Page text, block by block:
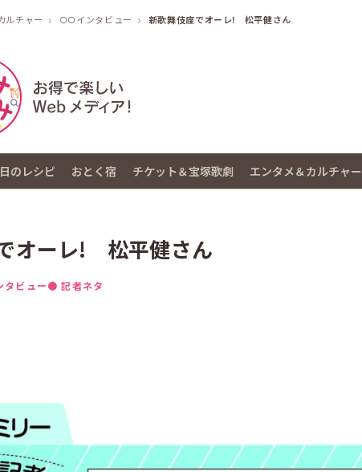
ルチャー ○○インタビュー 新歌舞伎座でオーレ! 松平健さん
のレシピ おとく宿 チケット＆宝塚歌劇 エンタメ＆カルチャー
オーレ! 松平健さん
ビュー● 記者ネタ